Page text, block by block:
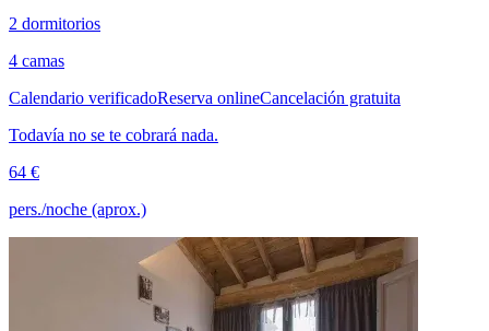
2 dormitorios
4 camas
Calendario verificadoReserva onlineCancelación gratuita
Todavía no se te cobrará nada.
64 €
pers./noche (aprox.)